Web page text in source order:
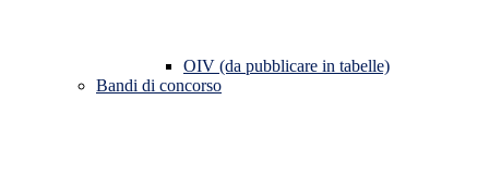
OIV (da pubblicare in tabelle)
Bandi di concorso